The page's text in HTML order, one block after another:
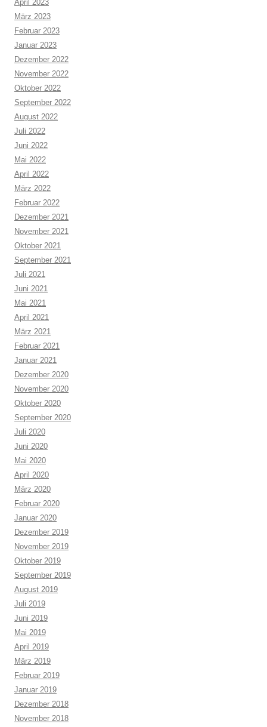
April 2023
März 2023
Februar 2023
Januar 2023
Dezember 2022
November 2022
Oktober 2022
September 2022
August 2022
Juli 2022
Juni 2022
Mai 2022
April 2022
März 2022
Februar 2022
Dezember 2021
November 2021
Oktober 2021
September 2021
Juli 2021
Juni 2021
Mai 2021
April 2021
März 2021
Februar 2021
Januar 2021
Dezember 2020
November 2020
Oktober 2020
September 2020
Juli 2020
Juni 2020
Mai 2020
April 2020
März 2020
Februar 2020
Januar 2020
Dezember 2019
November 2019
Oktober 2019
September 2019
August 2019
Juli 2019
Juni 2019
Mai 2019
April 2019
März 2019
Februar 2019
Januar 2019
Dezember 2018
November 2018